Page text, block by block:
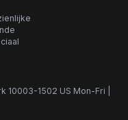
10003-1502 US Mon-Fri |